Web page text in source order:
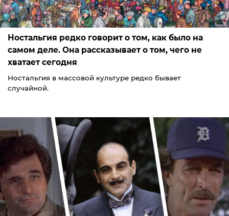
Ностальгия редко говорит о том, как было на
самом деле. Она рассказывает о том, чего не
хватает сегодня
Ностальгия в массовой культуре редко бывает
случайной.